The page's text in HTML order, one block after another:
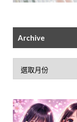
Archive